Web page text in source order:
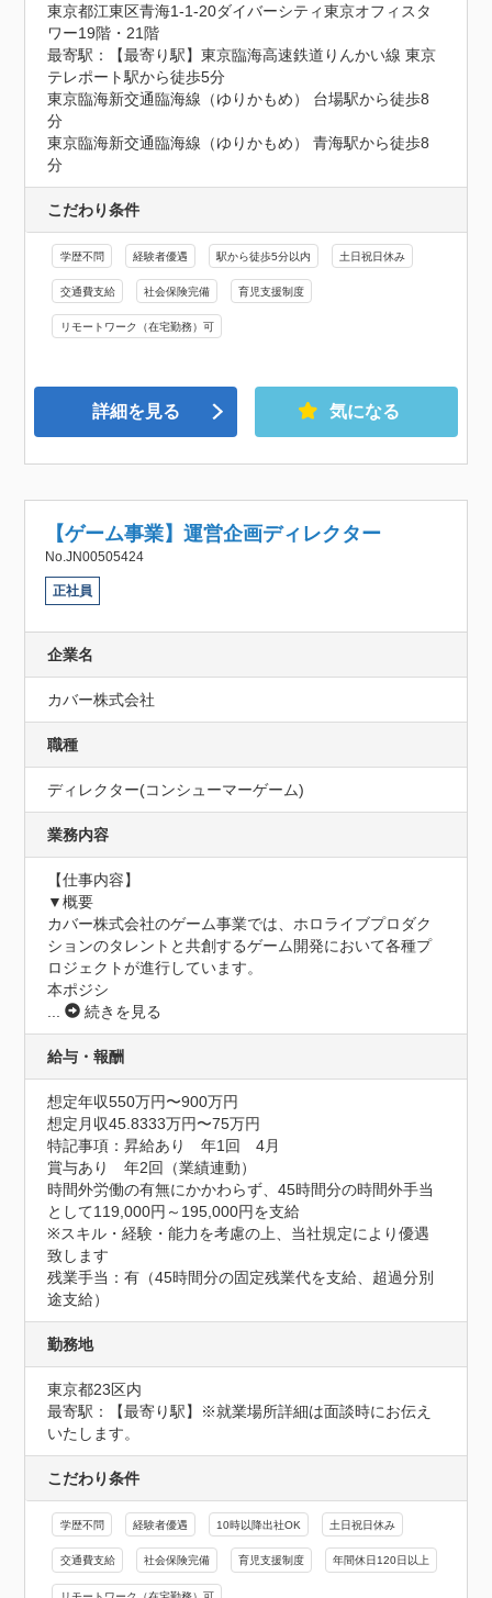
東京都江東区青海1-1-20ダイバーシティ東京オフィスタ
ワー19階・21階
最寄駅：【最寄り駅】東京臨海高速鉄道りんかい線 東京
テレポート駅から徒歩5分
東京臨海新交通臨海線（ゆりかもめ） 台場駅から徒歩8
分
東京臨海新交通臨海線（ゆりかもめ） 青海駅から徒歩8
分
こだわり条件
学歴不問 経験者優遇 駅から徒歩5分以内 土日祝日休み
交通費支給 社会保険完備 育児支援制度
リモートワーク（在宅勤務）可
詳細を見る 気になる
【ゲーム事業】運営企画ディレクター
No.JN00505424
正社員
企業名
カバー株式会社
職種
ディレクター(コンシューマーゲーム)
業務内容
【仕事内容】
▼概要
カバー株式会社のゲーム事業では、ホロライブプロダク
ションのタレントと共創するゲーム開発において各種プ
ロジェクトが進行しています。
本ポジシ
...
続きを見る
給与・報酬
想定年収550万円〜900万円
想定月収45.8333万円〜75万円
特記事項：昇給あり　年1回　4月
賞与あり　年2回（業績連動）
時間外労働の有無にかかわらず、45時間分の時間外手当
として119,000円～195,000円を支給
※スキル・経験・能力を考慮の上、当社規定により優遇
致します
残業手当：有（45時間分の固定残業代を支給、超過分別
途支給）
勤務地
東京都23区内
最寄駅：【最寄り駅】※就業場所詳細は面談時にお伝え
いたします。
こだわり条件
学歴不問 経験者優遇 10時以降出社OK 土日祝日休み
交通費支給 社会保険完備 育児支援制度 年間休日120日以上